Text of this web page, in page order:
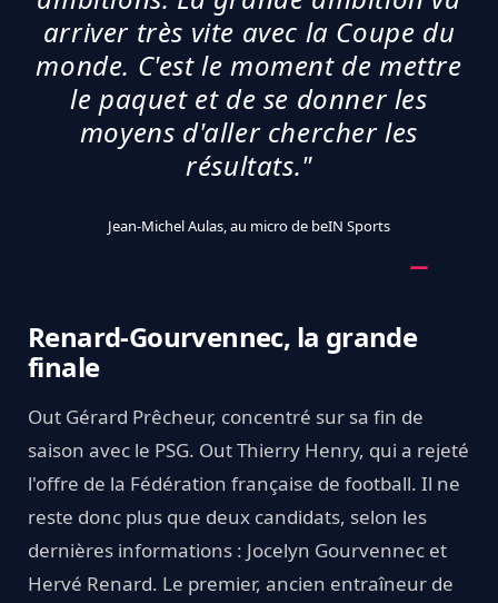
arriver très vite avec la Coupe du
monde. C'est le moment de mettre
le paquet et de se donner les
moyens d'aller chercher les
résultats."
Jean-Michel Aulas, au micro de beIN Sports
Renard-Gourvennec, la grande
finale
Out Gérard Prêcheur, concentré sur sa fin de
saison avec le PSG. Out Thierry Henry, qui a rejeté
l'offre de la Fédération française de football. Il ne
reste donc plus que deux candidats, selon les
dernières informations : Jocelyn Gourvennec et
Hervé Renard. Le premier, ancien entraîneur de